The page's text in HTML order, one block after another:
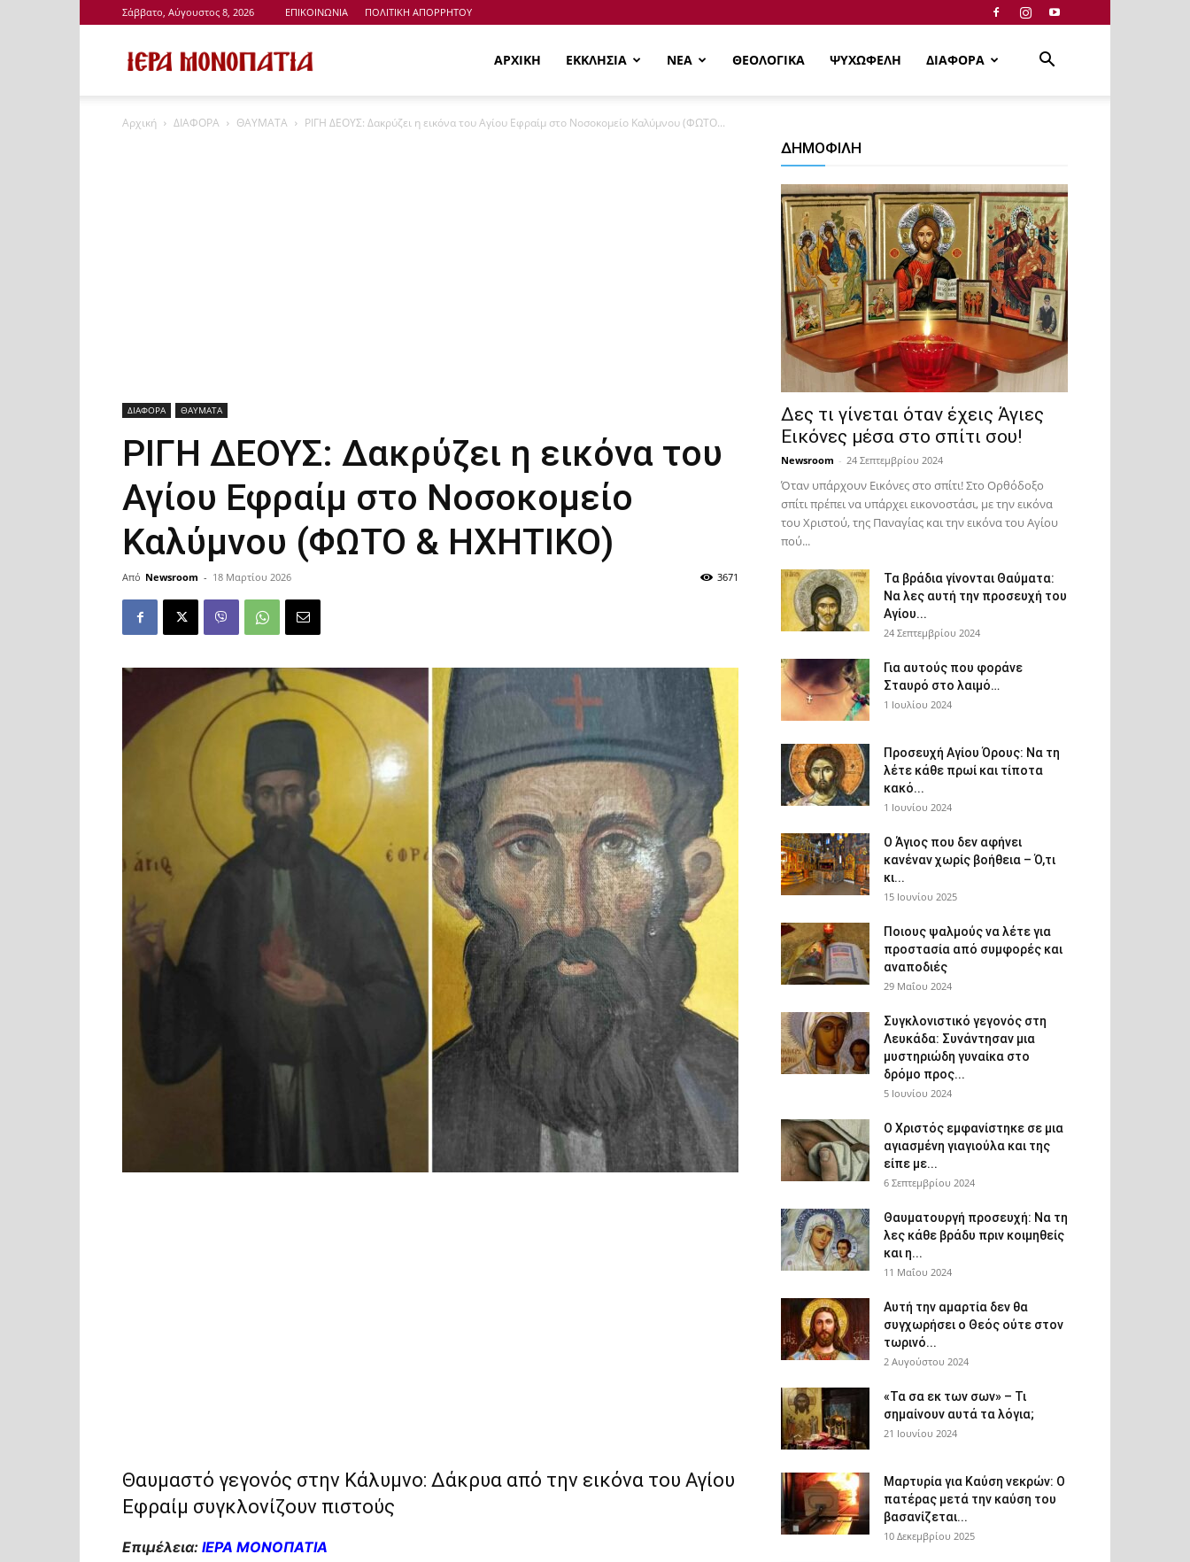
Σάββατο, Αύγουστος 8, 2026 ΕΠΙΚΟΙΝΩΝΙΑ ΠΟΛΙΤΙΚΗ ΑΠΟΡΡΗΤΟΥ
Μονοπάτια
ΑΡΧΙΚΗ ΕΚΚΛΗΣΙΑ ΝΕΑ ΘΕΟΛΟΓΙΚΑ ΨΥΧΩΦΕΛΗ ΔΙΑΦΟΡΑ
Αρχική ΔΙΑΦΟΡΑ ΘΑΥΜΑΤΑ ΡΙΓΗ ΔΕΟΥΣ: Δακρύζει η εικόνα του Αγίου Εφραίμ στο Νοσοκομείο Καλύμνου (ΦΩΤΟ...
ΔΙΑΦΟΡΑ ΘΑΥΜΑΤΑ
ΡΙΓΗ ΔΕΟΥΣ: Δακρύζει η εικόνα του
Αγίου Εφραίμ στο Νοσοκομείο
Καλύμνου (ΦΩΤΟ & ΗΧΗΤΙΚΟ)
Από Newsroom - 18 Μαρτίου 2026 3671
Θαυμαστό γεγονός στην Κάλυμνο: Δάκρυα από την εικόνα του Αγίου
Εφραίμ συγκλονίζουν πιστούς
Επιμέλεια: ΙΕΡΑ ΜΟΝΟΠΑΤΙΑ
ΔΗΜΟΦΙΛΗ
Δες τι γίνεται όταν έχεις Άγιες
Εικόνες μέσα στο σπίτι σου!
Newsroom - 24 Σεπτεμβρίου 2024
Όταν υπάρχουν Εικόνες στο σπίτι! Στο Ορθόδοξο
σπίτι πρέπει να υπάρχει εικονοστάσι, με την εικόνα
του Χριστού, της Παν­αγίας και την εικόνα του Αγίου
πού...
Τα βράδια γίνονται Θαύματα:
Να λες αυτή την προσευχή του
Αγίου...
24 Σεπτεμβρίου 2024
Για αυτούς που φοράνε
Σταυρό στο λαιμό…
1 Ιουλίου 2024
Προσευχή Αγίου Όρους: Να τη
λέτε κάθε πρωί και τίποτα
κακό...
1 Ιουνίου 2024
Ο Άγιος που δεν αφήνει
κανέναν χωρίς βοήθεια – Ό,τι
κι...
15 Ιουνίου 2025
Ποιους ψαλμούς να λέτε για
προστασία από συμφορές και
αναποδιές
29 Μαΐου 2024
Συγκλονιστικό γεγονός στη
Λευκάδα: Συνάντησαν μια
μυστηριώδη γυναίκα στο
δρόμο προς...
5 Ιουνίου 2024
Ο Χριστός εμφανίστηκε σε μια
αγιασμένη γιαγιούλα και της
είπε με...
6 Σεπτεμβρίου 2024
Θαυματουργή προσευχή: Να τη
λες κάθε βράδυ πριν κοιμηθείς
και η...
11 Μαΐου 2024
Αυτή την αμαρτία δεν θα
συγχωρήσει ο Θεός ούτε στον
τωρινό...
2 Αυγούστου 2024
«Τα σα εκ των σων» – Τι
σημαίνουν αυτά τα λόγια;
21 Ιουνίου 2024
Μαρτυρία για Καύση νεκρών: Ο
πατέρας μετά την καύση του
βασανίζεται...
10 Δεκεμβρίου 2025